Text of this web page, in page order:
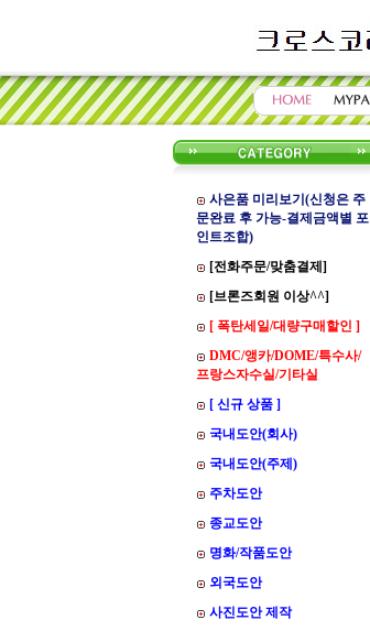
사은품 미리보기(신청은 주
문완료 후 가능-결제금액별 포
인트조합)
[전화주문/맞춤결제]
[브론즈회원 이상^^]
[ 폭탄세일/대량구매할인 ]
DMC/앵카/DOME/특수사/
프랑스자수실/기타실
[ 신규 상품 ]
국내도안(회사)
국내도안(주제)
주차도안
종교도안
명화/작품도안
외국도안
사진도안 제작